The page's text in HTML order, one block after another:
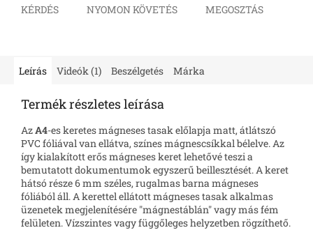
KÉRDÉS NYOMON KÖVETÉS MEGOSZTÁS
Leírás Videók (1) Beszélgetés Márka
Termék részletes leírása
AzA4-es keretes mágneses tasak előlapja matt, átlátszó
PVC fóliával van ellátva, színes mágnescsíkkal bélelve. Az
így kialakított erős mágneses keret lehetővé teszi a
bemutatott dokumentumok egyszerű beillesztését. A keret
hátsó része 6 mm széles, rugalmas barna mágneses
fóliából áll. A kerettel ellátott mágneses tasak alkalmas
üzenetek megjelenítésére "mágnestáblán" vagy más fém
felületen. Vízszintes vagy függőleges helyzetben rögzíthető.